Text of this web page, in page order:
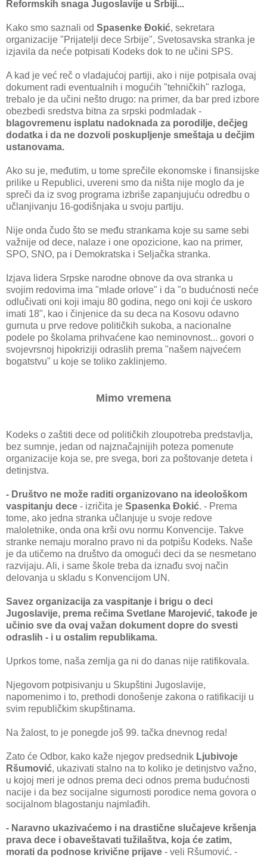
Reformskih snaga Jugoslavije u Srbiji...
Kako smo saznali od Spasenke Đokić, sekretara
organizacije "Prijatelji dece Srbije", Svetosavska stranka je
izjavila da neće potpisati Kodeks dok to ne učini SPS.
A kad je već reč o vladajućoj partiji, ako i nije potpisala ovaj
dokument radi eventualnih i mogućih "tehničkih" razloga,
trebalo je da učini nešto drugo: na primer, da bar pred izbore
obezbedi sredstva bitna za srpski podmladak -
blagovremenu isplatu nadoknada za porodilje, dečjeg
dodatka i da ne dozvoli poskupljenje smeštaja u dečjim
ustanovama.
Ako su je, međutim, u tome sprečile ekonomske i finansijske
prilike u Republici, uvereni smo da ništa nije moglo da je
spreči da iz svog programa izbriše zapanjujuću odredbu o
učlanjivanju 16-godišnjaka u svoju partiju.
Nije onda čudo što se među strankama koje su same sebi
važnije od dece, nalaze i one opozicione, kao na primer,
SPO, SNO, pa i Demokratska i Seljačka stranka.
Izjava lidera Srpske narodne obnove da ova stranka u
svojim redovima ima "mlade orlove" i da "o budućnosti neće
odlučivati oni koji imaju 80 godina, nego oni koji će uskoro
imati 18", kao i činjenice da su deca na Kosovu odavno
gurnuta u prve redove političkih sukoba, a nacionalne
podele po školama prihvaćene kao neminovnost... govori o
svojevrsnoj hipokriziji odraslih prema "našem najvećem
bogatstvu" u koje se toliko zaklinjemo.
Mimo vremena
Kodeks o zaštiti dece od političkih zloupotreba predstavlja,
bez sumnje, jedan od najznačajnijih poteza pomenute
organizacije koja se, pre svega, bori za poštovanje deteta i
detinjstva.
- Društvo ne može raditi organizovano na ideološkom
vaspitanju dece - izričita je Spasenka Đokić. - Prema
tome, ako jedna stranka učlanjuje u svoje redove
maloletnike, onda ona krši ovu normu Konvencije. Takve
stranke nemaju moralno pravo ni da potpišu Kodeks. Naše
je da utičemo na društvo da omogući deci da se nesmetano
razvijaju. Ali, i same škole treba da iznađu svoj način
delovanja u skladu s Konvencijom UN.
Savez organizacija za vaspitanje i brigu o deci
Jugoslavije, prema rečima Svetlane Marojević, takođe je
učinio sve da ovaj važan dokument dopre do svesti
odraslih - i u ostalim republikama.
Uprkos tome, naša zemlja ga ni do danas nije ratifikovala.
Njegovom potpisivanju u Skupštini Jugoslavije,
napomenimo i to, prethodi donošenje zakona o ratifikaciji u
svim republičkim skupštinama.
Na žalost, to je ponegde još 99. tačka dnevnog reda!
Zato će Odbor, kako kaže njegov predsednik Ljubivoje
Ršumović, ukazivati stalno na to koliko je detinjstvo važno,
u kojoj meri je odnos prema deci odnos prema budućnosti
nacije i da bez socijalne sigurnosti porodice nema govora o
socijalnom blagostanju najmlađih.
- Naravno ukazivaćemo i na drastične slučajeve kršenja
prava dece i obaveštavati tužilaštva, koja će zatim,
morati da podnose krivične prijave - veli Ršumović. -